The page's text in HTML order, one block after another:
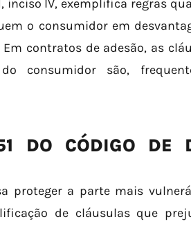
inciso IV, exemplifica regras
o consumidor em
contratos de adesão, as
consumidor são,
DO CÓDIGO DE
proteger a parte mais
de cláusulas que